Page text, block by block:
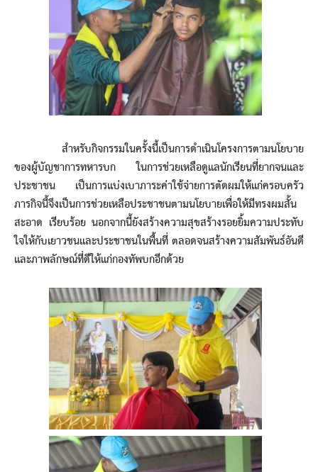
สำหรับกิจกรรมในครั้งนี้เป็นการดำเนินโครงการตามนโยบาย
ของผู้บัญชาการทหารบก ในการช่วยเหลือดูแลนักเรียนที่ยากจนและ
ประชาชน เป็นการแบ่งเบาภาระค่าใช้จ่ายการตัดผมให้แก่ครอบครัว
ภารกิจนี้จึงเป็นการช่วยเหลือประชาชนตามนโยบายเพื่อให้มีทรงผมสั้น
สะอาด เรียบร้อย นอกจากนี้ยังสร้างความสุขสร้างรอยยิ้มความประทับ
ใจให้กับเยาวชนและประชาชนในพื้นที่ ตลอดจนสร้างความสัมพันธ์อันดี
และภาพลักษณ์ที่ดีให้แก่กองทัพบกอีกด้วย